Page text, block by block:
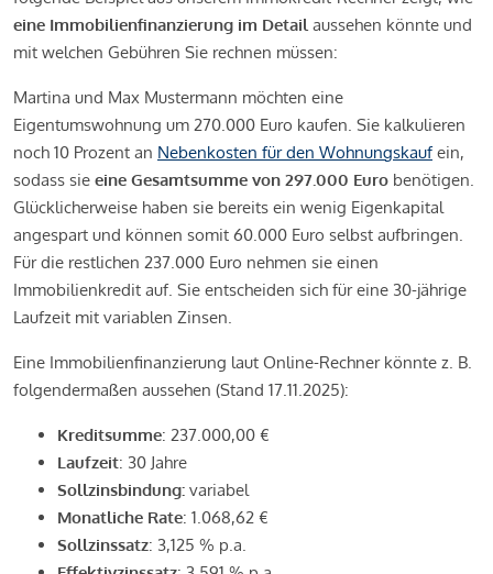
eine Immobilienfinanzierung im Detail aussehen könnte und
mit welchen Gebühren Sie rechnen müssen:
Martina und Max Mustermann möchten eine
Eigentumswohnung um 270.000 Euro kaufen. Sie kalkulieren
noch 10 Prozent an Nebenkosten für den Wohnungskaufein,
sodass sie eine Gesamtsumme von 297.000 Euro benötigen.
Glücklicherweise haben sie bereits ein wenig Eigenkapital
angespart und können somit 60.000 Euro selbst aufbringen.
Für die restlichen 237.000 Euro nehmen sie einen
Immobilienkredit auf. Sie entscheiden sich für eine 30-jährige
Laufzeit mit variablen Zinsen.
Eine Immobilienfinanzierung laut Online-Rechner könnte z. B.
folgendermaßen aussehen (Stand 17.11.2025):
Kreditsumme: 237.000,00 €
Laufzeit: 30 Jahre
Sollzinsbindung: variabel
Monatliche Rate: 1.068,62 €
Sollzinssatz: 3,125 % p.a.